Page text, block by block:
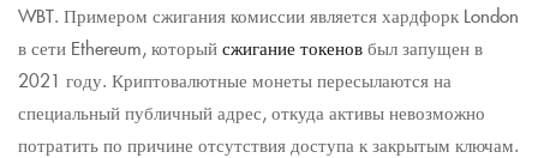
WBT. Примером сжигания комиссии является хардфорк London
в сети Ethereum, которыйсжигание токеновбыл запущен в
2021 году. Криптовалютные монеты пересылаются на
специальный публичный адрес, откуда активы невозможно
потратить по причине отсутствия доступа к закрытым ключам.